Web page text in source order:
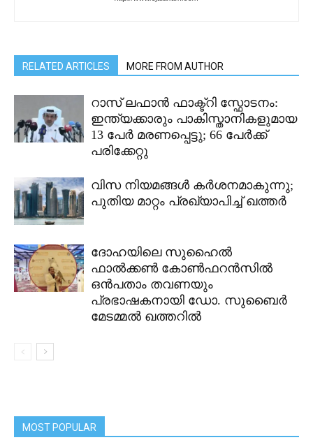
RELATED ARTICLES MORE FROM AUTHOR
റാസ് ലഫാൻ ഫാക്ട്റി സ്ഫോടനം:
ഇന്ത്യക്കാരും പാകിസ്താനികളുമായ
13 പേർ മരണപ്പെട്ടു; 66 പേർക്ക്
പരിക്കേറ്റു
വിസ നിയമങ്ങൾ കർശനമാകുന്നു;
പുതിയ മാറ്റം പ്രഖ്യാപിച്ച് ഖത്തർ
ദോഹയിലെ സുഹൈൽ
ഫാൽക്കൺ കോൺഫറൻസിൽ
ഒൻപതാം തവണയും
പ്രഭാഷകനായി ഡോ. സുബൈർ
മേടമ്മൽ ഖത്തറിൽ
MOST POPULAR